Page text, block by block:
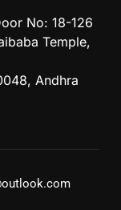
No: 18-126
Temple,
Andhra